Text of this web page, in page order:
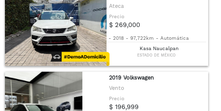
Ateca
Precio
$ 269,000
- 2018 - 97,722km - Automática
Kasa Naucalpan
ESTADO DE MÉXICO
2019 Volkswagen
Vento
Precio
$ 196,999